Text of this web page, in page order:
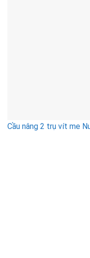
Cầu nâng 2 trụ vít me